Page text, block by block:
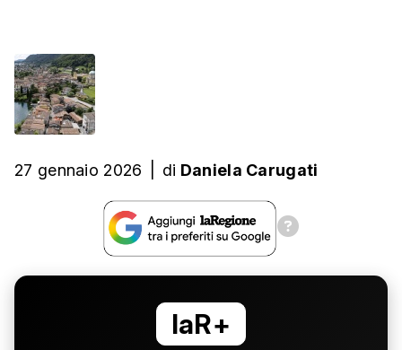
27 gennaio 2026 di Daniela Carugati
laR+